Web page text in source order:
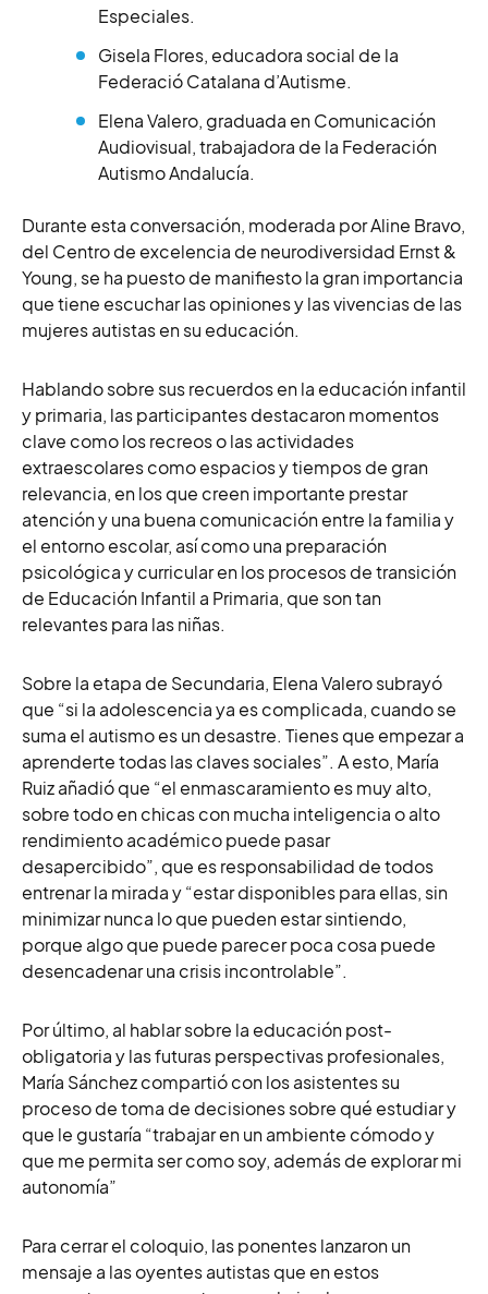
Especiales.
Gisela Flores, educadora social de la
Federació Catalana d’Autisme.
Elena Valero, graduada en Comunicación
Audiovisual, trabajadora de la Federación
Autismo Andalucía.
Durante esta conversación, moderada porAline Bravo,
del Centro de excelencia de neurodiversidad Ernst &
Young, se ha puesto de manifiesto la gran importancia
que tiene escuchar las opiniones y las vivencias de las
mujeres autistas en su educación.
Hablando sobre sus recuerdos en la educación infantil
y primaria, las participantes destacaron momentos
clave como los recreos o las actividades
extraescolares como espacios y tiempos de gran
relevancia, en los que creen importante prestar
atención y una buena comunicación entre la familia y
el entorno escolar, así como una preparación
psicológica y curricular en los procesos de transición
de Educación Infantil a Primaria, que son tan
relevantes para las niñas.
Sobre la etapa de Secundaria, Elena Valero subrayó
que “si la adolescencia ya es complicada, cuando se
suma el autismo es un desastre. Tienes que empezar a
aprenderte todas las claves sociales”. A esto, María
Ruiz añadió que “el enmascaramiento es muy alto,
sobre todo en chicas con mucha inteligencia o alto
rendimiento académico puede pasar
desapercibido”, que es responsabilidad de todos
entrenar la mirada y “estar disponibles para ellas, sin
minimizar nunca lo que pueden estar sintiendo,
porque algo que puede parecer poca cosa puede
desencadenar una crisis incontrolable”.
Por último, al hablar sobre la educación post-
obligatoria y las futuras perspectivas profesionales,
María Sánchez compartió con los asistentes su
proceso de toma de decisiones sobre qué estudiar y
que le gustaría “trabajar en un ambiente cómodo y
que me permita ser como soy, además de explorar mi
autonomía”
Para cerrar el coloquio, las ponentes lanzaron un
mensaje a las oyentes autistas que en estos